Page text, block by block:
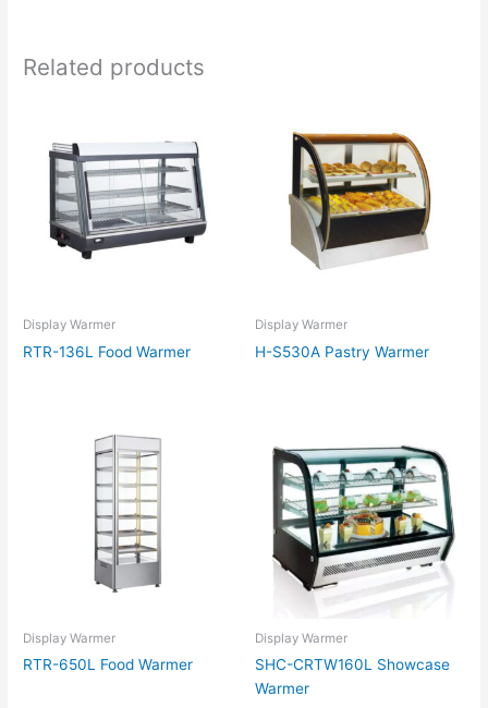
Related products
Display Warmer
RTR-136L Food Warmer
Display Warmer
H-S530A Pastry Warmer
Display Warmer
RTR-650L Food Warmer
Display Warmer
SHC-CRTW160L Showcase
Warmer